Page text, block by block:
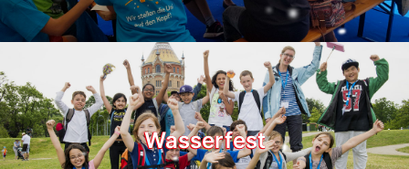
Wasserfest